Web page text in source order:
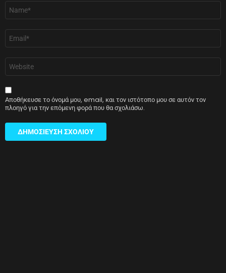
Όνομα
Email
Ιστότοπος
Αποθήκευσε το όνομά μου, email, και τον ιστότοπο μου σε αυτόν τον
πλοηγό για την επόμενη φορά που θα σχολιάσω.